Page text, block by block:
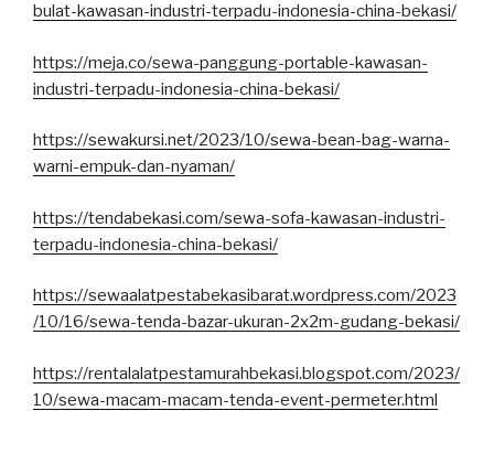
bulat-kawasan-industri-terpadu-indonesia-china-bekasi/
https://meja.co/sewa-panggung-portable-kawasan-
industri-terpadu-indonesia-china-bekasi/
https://sewakursi.net/2023/10/sewa-bean-bag-warna-
warni-empuk-dan-nyaman/
https://tendabekasi.com/sewa-sofa-kawasan-industri-
terpadu-indonesia-china-bekasi/
https://sewaalatpestabekasibarat.wordpress.com/2023
/10/16/sewa-tenda-bazar-ukuran-2x2m-gudang-bekasi/
https://rentalalatpestamurahbekasi.blogspot.com/2023/
10/sewa-macam-macam-tenda-event-permeter.html